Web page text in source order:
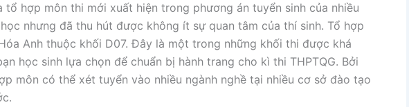
tổ hợp môn thi mới xuất hiện trong phương án tuyển sinh của nhiều
nhưng đã thu hút được không ít sự quan tâm của thí sinh. Tổ hợp
Anh thuộc khối D07. Đây là một trong những khối thi được khá
học sinh lựa chọn để chuẩn bị hành trang cho kì thi THPTQG. Bởi
môn có thể xét tuyển vào nhiều ngành nghề tại nhiều cơ sở đào tạo